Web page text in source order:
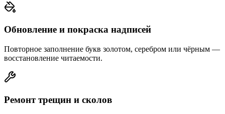
Обновление и покраска надписей
Повторное заполнение букв золотом, серебром или чёрным —
восстановление читаемости.
Ремонт трещин и сколов